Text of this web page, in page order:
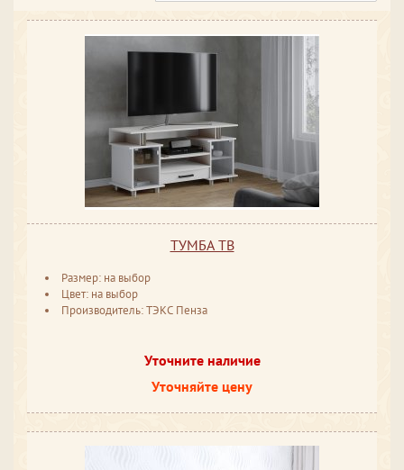
ТУМБА ТВ
Размер: на выбор
Цвет: на выбор
Производитель: ТЭКС Пенза
Уточните наличие
Уточняйте цену